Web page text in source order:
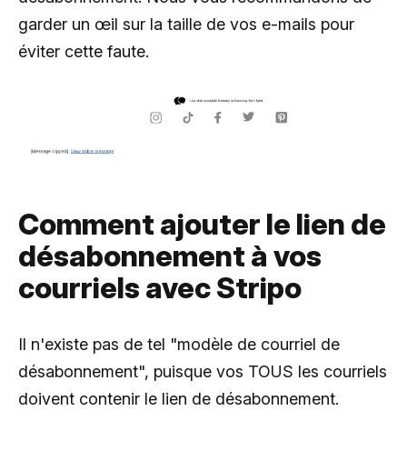
garder un œil sur la taille de vos e-mails pour
éviter cette faute.
Comment ajouter le lien de
désabonnement à vos
courriels avec Stripo
Il n'existe pas de tel "modèle de courriel de
désabonnement", puisque vos TOUS les courriels
doivent contenir le lien de désabonnement.